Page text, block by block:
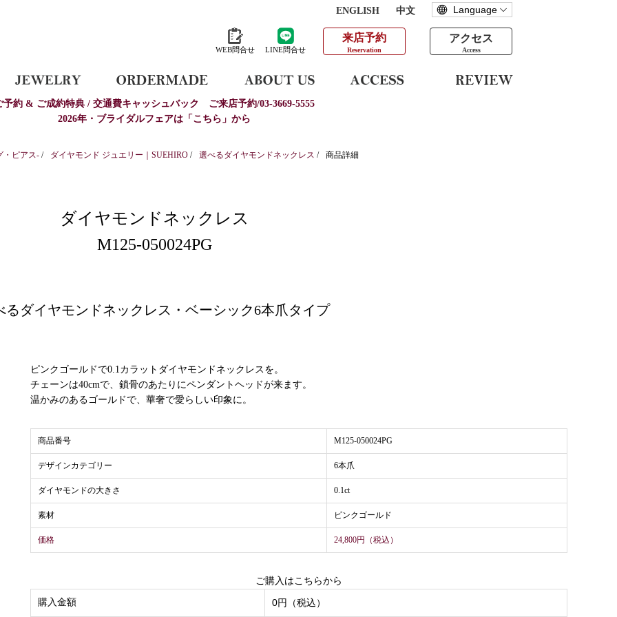
ENGLISH 中文
WEB問合せ LINE問合せ
来店予約
Reservation
アクセス
Access
予約 & ご成約特典 / 交通費キャッシュバック
ご来店予約/03-3669-5555
2026年・ブライダルフェアは「こちら」から
・ピアス- / ダイヤモンド ジュエリー｜SUEHIRO / 選べるダイヤモンドネックレス / 商品詳細
ダイヤモンドネックレス
M125-050024PG
るダイヤモンドネックレス・ベーシック6本爪タイプ
ピンクゴールドで0.1カラットダイヤモンドネックレスを。
チェーンは40cmで、鎖骨のあたりにペンダントヘッドが来ます。
温かみのあるゴールドで、華奢で愛らしい印象に。
商品番号 M125-050024PG
デザインカテゴリー 6本爪
ダイヤモンドの大きさ 0.1ct
素材 ピンクゴールド
価格 24,800円（税込）
ご購入はこちらから
購入金額 0円（税込）